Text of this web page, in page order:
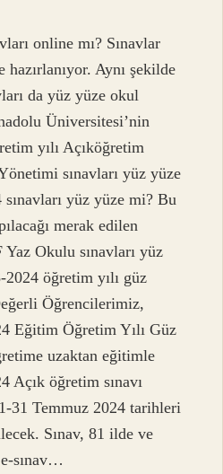
online mı? Sınavlar
hazırlanıyor. Aynı şekilde
da yüz yüze okul
Üniversitesi’nin
yılı Açıköğretim
sınavları yüz yüze
yüz yüze mi? Bu
merak edilen
Okulu sınavları yüz
2024 öğretim yılı güz
Öğrencilerimiz,
Eğitim Öğretim Yılı Güz
uzaktan eğitimle
Açık öğretim sınavı
31 Temmuz 2024 tarihleri
Sınav, 81 ilde ve
sınav…